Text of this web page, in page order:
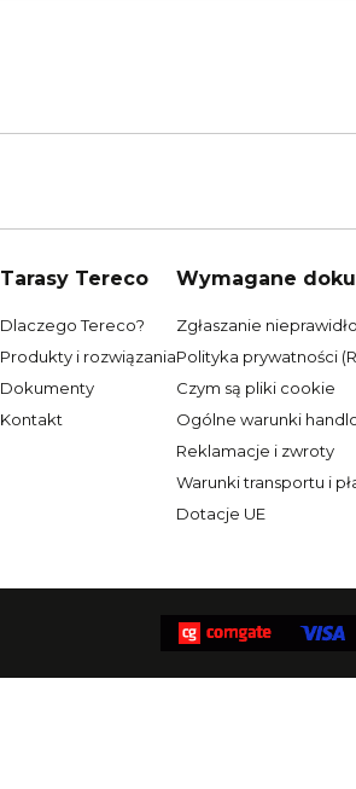
Tarasy Tereco
Dlaczego Tereco?
Produkty i rozwiązania
Dokumenty
Kontakt
Wymagane
Zgłaszanie
Polityka prywatności
Czym są pliki cookie
Ogólne warunki
Reklamacje i zwroty
Warunki transportu i
Dotacje UE